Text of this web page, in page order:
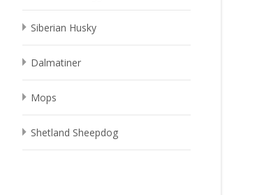
Siberian Husky
Dalmatiner
Mops
Shetland Sheepdog